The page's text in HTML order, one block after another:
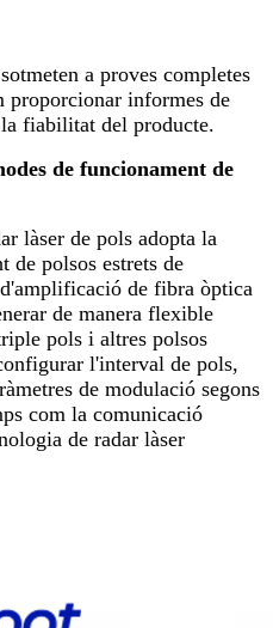
a proves completes
proporcionar informes de
fiabilitat del producte.
de funcionament de
làser de pols adopta la
de polsos estrets de
de fibra òptica
de manera flexible
pols i altres polsos
l'interval de pols,
de modulació segons
com la comunicació
de radar làser